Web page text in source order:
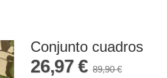
Conjunto cuadros
26,97 € 89,90 €